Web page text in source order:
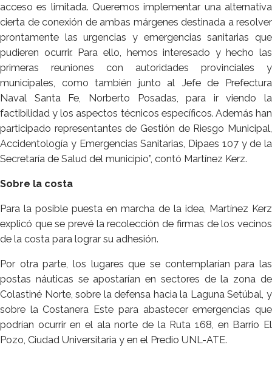
acceso es limitada. Queremos implementar una alternativa
cierta de conexión de ambas márgenes destinada a resolver
prontamente las urgencias y emergencias sanitarias que
pudieren ocurrir. Para ello, hemos interesado y hecho las
primeras reuniones con autoridades provinciales y
municipales, como también junto al Jefe de Prefectura
Naval Santa Fe, Norberto Posadas, para ir viendo la
factibilidad y los aspectos técnicos específicos. Además han
participado representantes de Gestión de Riesgo Municipal,
Accidentología y Emergencias Sanitarias, Dipaes 107 y de la
Secretaría de Salud del municipio”, contó Martínez Kerz.
Sobre la costa
Para la posible puesta en marcha de la idea, Martínez Kerz
explicó que se prevé la recolección de firmas de los vecinos
de la costa para lograr su adhesión.
Por otra parte, los lugares que se contemplarían para las
postas náuticas se apostarían en sectores de la zona de
Colastiné Norte, sobre la defensa hacia la Laguna Setúbal, y
sobre la Costanera Este para abastecer emergencias que
podrían ocurrir en el ala norte de la Ruta 168, en Barrio El
Pozo, Ciudad Universitaria y en el Predio UNL-ATE.